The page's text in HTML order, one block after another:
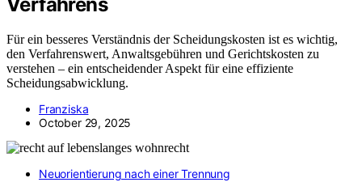
Für ein besseres Verständnis der Scheidungskosten ist es wichtig,
den Verfahrenswert, Anwaltsgebühren und Gerichtskosten zu
verstehen – ein entscheidender Aspekt für eine effiziente
Scheidungsabwicklung.
Franziska
October 29, 2025
Neuorientierung nach einer Trennung